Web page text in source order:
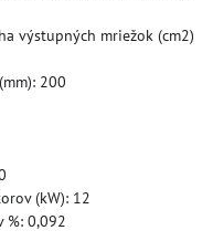
výstupných mriežok (cm2)
200
(kW): 12
%: 0,092